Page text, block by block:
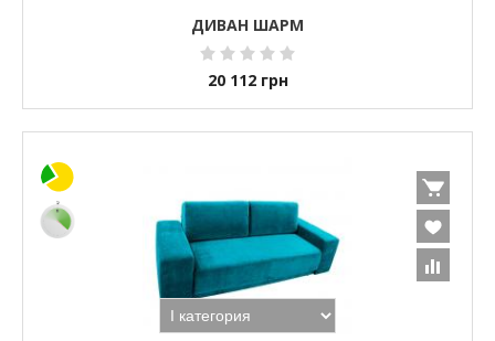
ДИВАН ШАРМ
20 112 грн